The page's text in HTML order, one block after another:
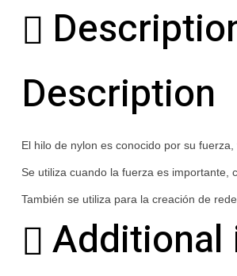
Description
El hilo de nylon es conocido por su
Se utiliza cuando la fuerza es importante,
También se utiliza para la creación de